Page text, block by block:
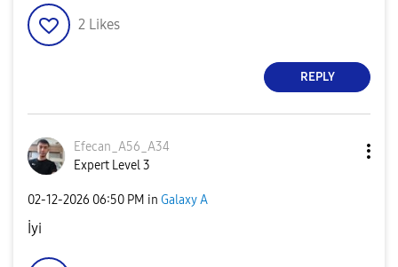
2 Likes
REPLY
Efecan_A56_A34
Expert Level 3
‎02-12-2026 06:50 PM in Galaxy A
İyi